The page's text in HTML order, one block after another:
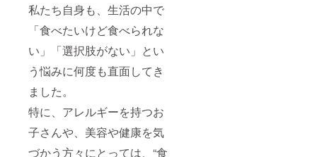
私たち自身も、生活の中で
「食べたいけど食べられな
い」「選択肢がない」とい
う悩みに何度も直面してき
ました。
特に、アレルギーを持つお
子さんや、美容や健康を気
づかう方々にとっては、“食